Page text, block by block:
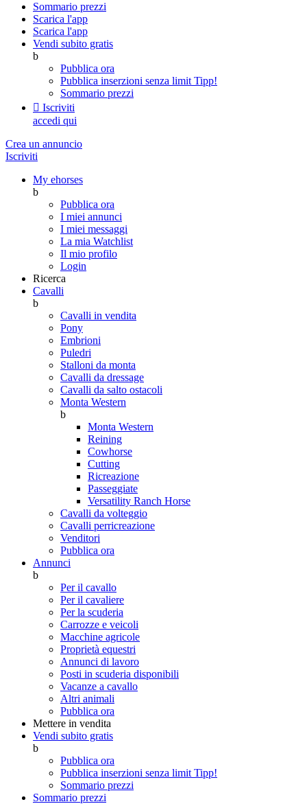
Sommario prezzi
Scarica l'app
Scarica l'app
Vendi subito gratis
b
Pubblica ora
Pubblica inserzioni senza limit Tipp!
Sommario prezzi
 Iscriviti
accedi qui
Crea un annuncio
Iscriviti
My ehorses
b
Pubblica ora
I miei annunci
I miei messaggi
La mia Watchlist
Il mio profilo
Login
Ricerca
Cavalli
b
Cavalli in vendita
Pony
Embrioni
Puledri
Stalloni da monta
Cavalli da dressage
Cavalli da salto ostacoli
Monta Western
b
Monta Western
Reining
Cowhorse
Cutting
Ricreazione
Passeggiate
Versatility Ranch Horse
Cavalli da volteggio
Cavalli perricreazione
Venditori
Pubblica ora
Annunci
b
Per il cavallo
Per il cavaliere
Per la scuderia
Carrozze e veicoli
Macchine agricole
Proprietà equestri
Annunci di lavoro
Posti in scuderia disponibili
Vacanze a cavallo
Altri animali
Pubblica ora
Mettere in vendita
Vendi subito gratis
b
Pubblica ora
Pubblica inserzioni senza limit Tipp!
Sommario prezzi
Sommario prezzi